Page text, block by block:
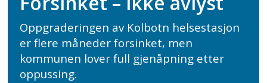
Oppgraderingen av Kolbotn helsestasjon
er flere måneder forsinket, men
kommunen lover full gjenåpning etter
oppussing.